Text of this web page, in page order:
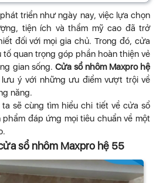
triển như ngày nay, việc lựa chọn
tiện ích và thẩm mỹ cao đã trở
đối với mọi gia chủ. Trong đó, cửa
quan trọng góp phần hoàn thiện vẻ
gian sống. Cửa sổ nhôm Maxpro hệ
lưu ý với những ưu điểm vượt trội về
năng.
sẽ cùng tìm hiểu chi tiết về cửa sổ
đáp ứng mọi tiêu chuẩn về một
sổ nhôm Maxpro hệ 55